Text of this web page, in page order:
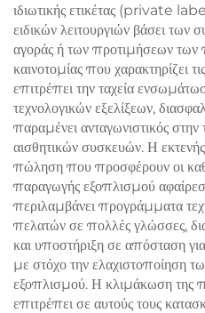
ιδιωτικής ετικέτας (private
ειδικών λειτουργιών βάσει των
αγοράς ή των προτιμήσεων των
καινοτομίας που χαρακτηρίζει
επιτρέπει την ταχεία
τεχνολογικών εξελίξεων,
παραμένει ανταγωνιστικός
αισθητικών συσκευών. Η
πώληση που προσφέρουν οι
παραγωγής εξοπλισμού
περιλαμβάνει προγράμματα
πελατών σε πολλές γλώσσες,
και υποστήριξη σε απόσταση
με στόχο την ελαχιστοποίηση
εξοπλισμού. Η κλιμάκωση της
επιτρέπει σε αυτούς τους